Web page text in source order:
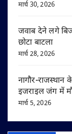
मार्च 30, 2026
जवाब देने लगे
छोटा बाटला
मार्च 28, 2026
नागौर-राजस्थान
इजराइल जंग में
मार्च 5, 2026